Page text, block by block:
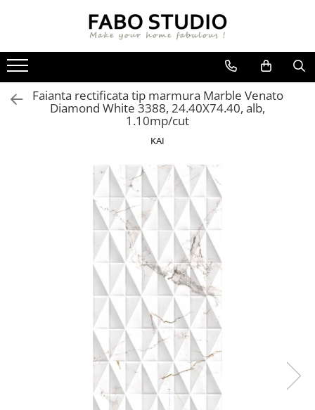
GRESIE INTERIOR
GRESIE EXTERIOR
GRESIE XXL - LASTRE
TREPTE DIN GRESIE
FAIANTA
PIESE DECORATIVE
CANAPELE
CUIEREFaianta rectificata tip marmura Marble Venato
Diamond White 3388, 24.40X74.40, alb,
1.10mp/cut
KAI